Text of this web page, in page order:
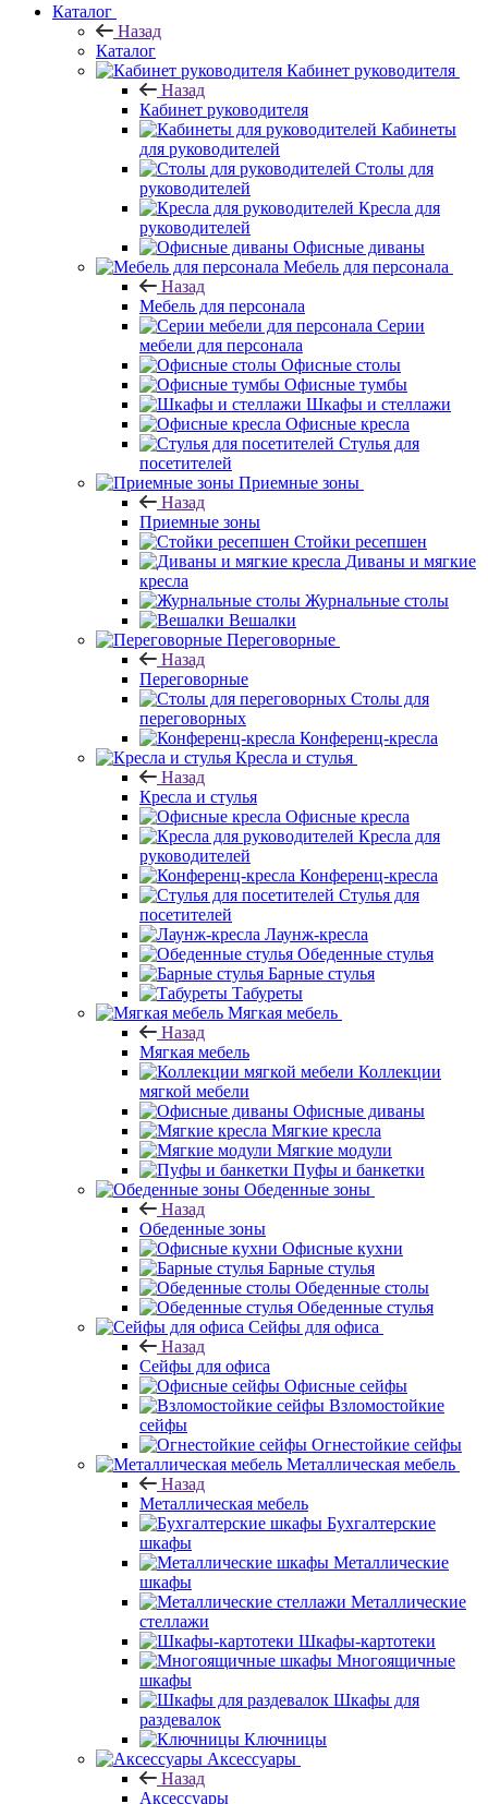
Каталог
Назад
Каталог
Кабинет руководителя
Назад
Кабинет руководителя
Кабинеты
для руководителей
Столы для
руководителей
Кресла для
руководителей
Офисные диваны
Мебель для персонала
Назад
Мебель для персонала
Серии
мебели для персонала
Офисные столы
Офисные тумбы
Шкафы и стеллажи
Офисные кресла
Стулья для
посетителей
Приемные зоны
Назад
Приемные зоны
Стойки ресепшен
Диваны и мягкие
кресла
Журнальные столы
Вешалки
Переговорные
Назад
Переговорные
Столы для
переговорных
Конференц-кресла
Кресла и стулья
Назад
Кресла и стулья
Офисные кресла
Кресла для
руководителей
Конференц-кресла
Стулья для
посетителей
Лаунж-кресла
Обеденные стулья
Барные стулья
Табуреты
Мягкая мебель
Назад
Мягкая мебель
Коллекции
мягкой мебели
Офисные диваны
Мягкие кресла
Мягкие модули
Пуфы и банкетки
Обеденные зоны
Назад
Обеденные зоны
Офисные кухни
Барные стулья
Обеденные столы
Обеденные стулья
Сейфы для офиса
Назад
Сейфы для офиса
Офисные сейфы
Взломостойкие
сейфы
Огнестойкие сейфы
Металлическая мебель
Назад
Металлическая мебель
Бухгалтерские
шкафы
Металлические
шкафы
Металлические
стеллажи
Шкафы-картотеки
Многоящичные
шкафы
Шкафы для
раздевалок
Ключницы
Аксессуары
Назад
Аксессуары